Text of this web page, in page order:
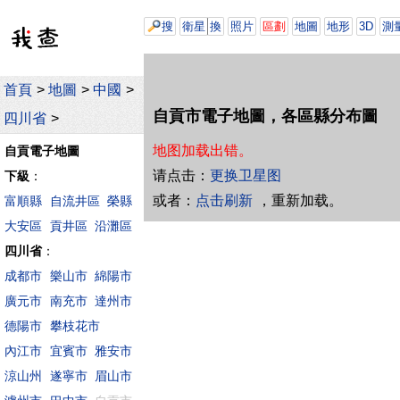
首頁 > 地圖 > 中國 >
四川省 >
自貢電子地圖
下級 ：
富順縣
自流井區 榮縣
大安區 貢井區 沿灘區
四川省：
成都市 樂山市 綿陽市
廣元市 南充市 達州市
德陽市 攀枝花市
內江市 宜賓市 雅安市
涼山州
遂寧市 眉山市
搜 衛星 換 照片 區劃 地圖 地形 3D 測
自貢市電子地圖，各區縣分布圖
地图加载出错。
请点击： 更换卫星图
或者： 点击刷新 ，重新加载。